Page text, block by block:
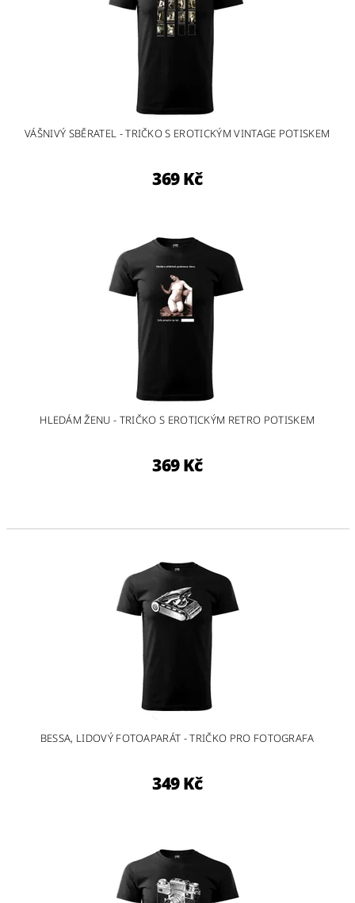
VÁŠNIVÝ SBĚRATEL - TRIČKO S EROTICKÝM VINTAGE POTISKEM
369 Kč
HLEDÁM ŽENU - TRIČKO S EROTICKÝM RETRO POTISKEM
369 Kč
BESSA, LIDOVÝ FOTOAPARÁT - TRIČKO PRO FOTOGRAFA
349 Kč